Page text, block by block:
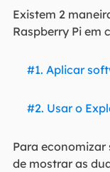
Existem 2
Raspberry Pi em
#1. Aplicar
#2. Usar o
Para economizar
de mostrar as